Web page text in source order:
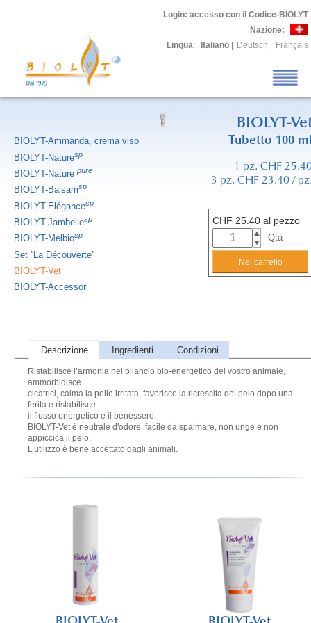
Login: accesso con il Codice-BIOLYT
Nazione:
Lingua: Italiano Deutsch Français
BIOLYT-Ammanda, crema viso
BIOLYT-Naturesp
BIOLYT-Naturepure
BIOLYT-Balsamsp
BIOLYT-Elégancesp
BIOLYT-Jambellesp
BIOLYT-Melbiosp
Set ''La Découverte''
BIOLYT-Vet
BIOLYT-Accessori
BIOLYT-
Tubetto 100
1 pz. CHF
3 pz. CHF 23.40 /
CHF 25.40 al pezzo
Qtà
Descrizione Ingredienti Condizioni
Ristabilisce l’armonia nel bilancio bio-energetico del vostro animale,
ammorbidisce
cicatrici, calma la pelle irritata, favorisce la ricrescita del pelo dopo una
ferita e ristabilisce
il flusso energetico e il benessere.
BIOLYT-Vet è neutrale d'odore, facile da spalmare, non unge e non
appiccica il pelo.
L’utilizzo è bene accettato dagli animali.